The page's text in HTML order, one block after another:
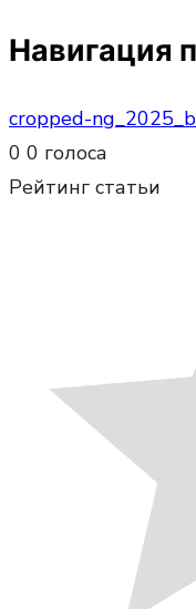
Навигация
cropped-
0 0 голоса
Рейтинг статьи